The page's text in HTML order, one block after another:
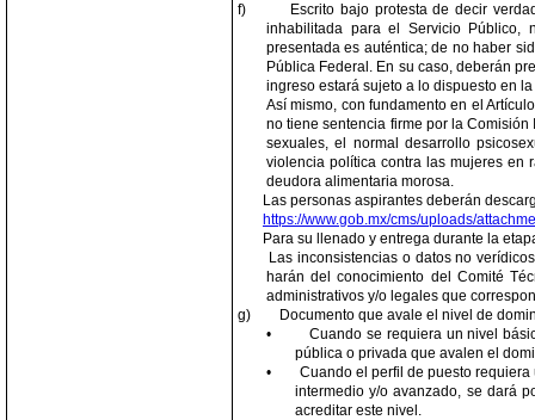
f)
Escrito bajo protesta de decir
inhabilitada para el Servicio Público,
presentada es auténtica; de no haber
Pública Federal. En su caso, deberán
ingreso estará sujeto a lo dispuesto en
Así mismo, con fundamento en el
no tiene sentencia firme por la
sexuales, el normal desarrollo
violencia política contra las mujeres en
deudora alimentaria morosa.
Las personas aspirantes deberán
https://www.gob.mx/cms/uploads/
Para su llenado y entrega durante la
Las inconsistencias o datos no
harán del conocimiento del Comité
administrativos y/o legales que
g)
Documento que avale el nivel de
•
Cuando se requiera un nivel
pública o privada que avalen el
•
Cuando el perfil de puesto
intermedio y/o avanzado, se dará
acreditar este nivel.